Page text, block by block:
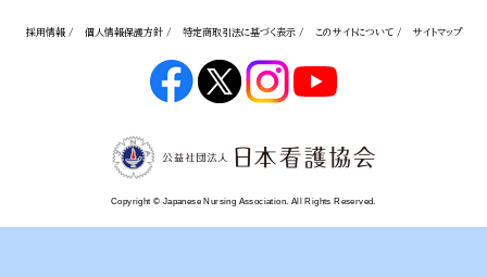
採用情報 / 個人情報保護方針 / 特定商取引法に基づく表示 / このサイトについて / サイトマップ
Copyright © Japanese Nursing Association. All Rights Reserved.